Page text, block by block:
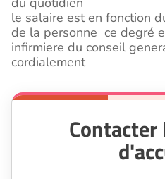
le salaire est en fonction
de la personne ce degré
infirmiere du conseil
cordialement